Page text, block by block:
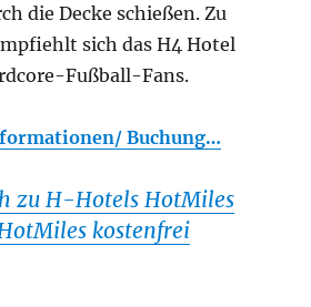
die Decke schießen. Zu
sich das H4 Hotel
Fußball-Fans.
Buchung…
zu H-Hotels HotMiles
kostenfrei